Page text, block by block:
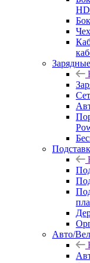
Авто/